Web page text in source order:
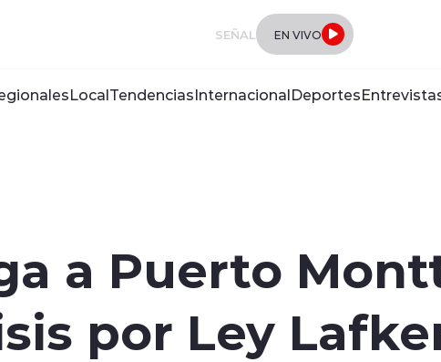
SEÑAL EN VIVO
LocalTendenciasInternacionalDeportes
a Puerto
por Ley